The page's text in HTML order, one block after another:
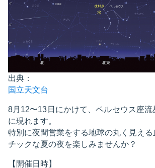
出典：
国立天文台
8月12〜13日にかけて、ペルセウス座流
に現れます。
特別に夜間営業をする地球の丸く見え
チックな夏の夜を楽しみませんか？
【開催日時】